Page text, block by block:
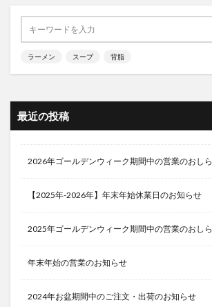
ラーメン スープ 背脂
最近の投稿
2026年ゴールデンウィーク期間中の営業のおし
【2025年-2026年】年末年始休業日のお知らせ
2025年ゴールデンウィーク期間中の営業のおし
年末年始の営業のお知らせ
2024年お盆期間中のご注文・出荷のお知らせ